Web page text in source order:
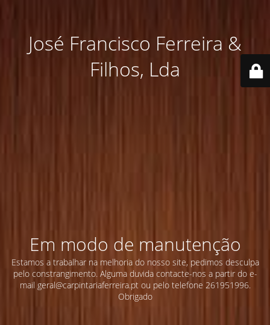
José Francisco Ferreira &
Filhos, Lda
Em modo de manutenção
Estamos a trabalhar na melhoria do nosso site, pedimos desculpa
pelo constrangimento. Alguma duvida contacte-nos a partir do e-
mail geral@carpintariaferreira.pt ou pelo telefone 261951996.
Obrigado